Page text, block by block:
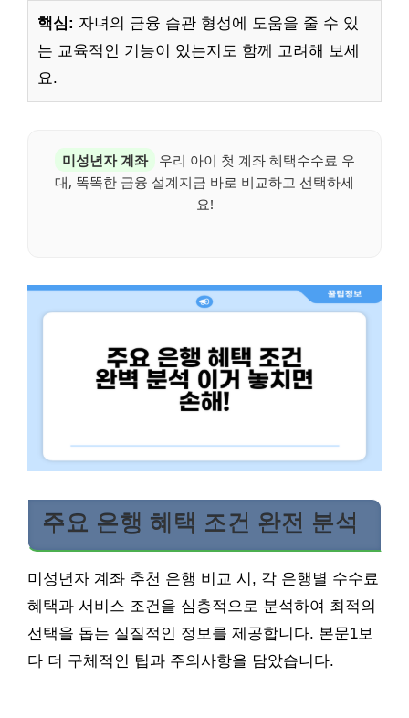
핵심: 자녀의 금융 습관 형성에 도움을 줄 수 있
는 교육적인 기능이 있는지도 함께 고려해 보세
요.
미성년자 계좌
우리 아이 첫 계좌 혜택수수료 우
대, 똑똑한 금융 설계지금 바로 비교하고 선택하세
요!
주요 은행 혜택 조건 완전 분석
미성년자 계좌 추천 은행 비교 시, 각 은행별 수수료
혜택과 서비스 조건을 심층적으로 분석하여 최적의
선택을 돕는 실질적인 정보를 제공합니다. 본문1보
다 더 구체적인 팁과 주의사항을 담았습니다.